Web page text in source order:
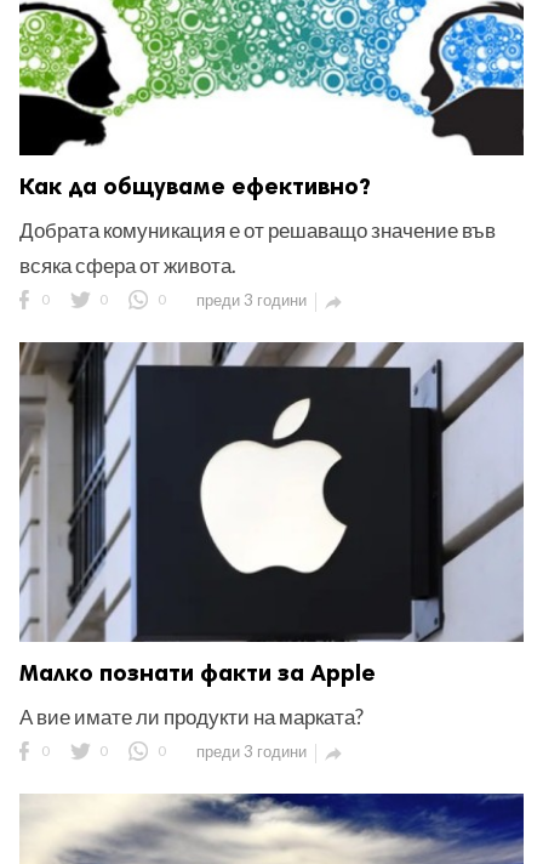
Как да общуваме ефективно?
Добрата комуникация е от решаващо значение във
всяка сфера от живота.
0 0 0 преди 3 години 
Малко познати факти за Apple
А вие имате ли продукти на марката?
0 0 0 преди 3 години 